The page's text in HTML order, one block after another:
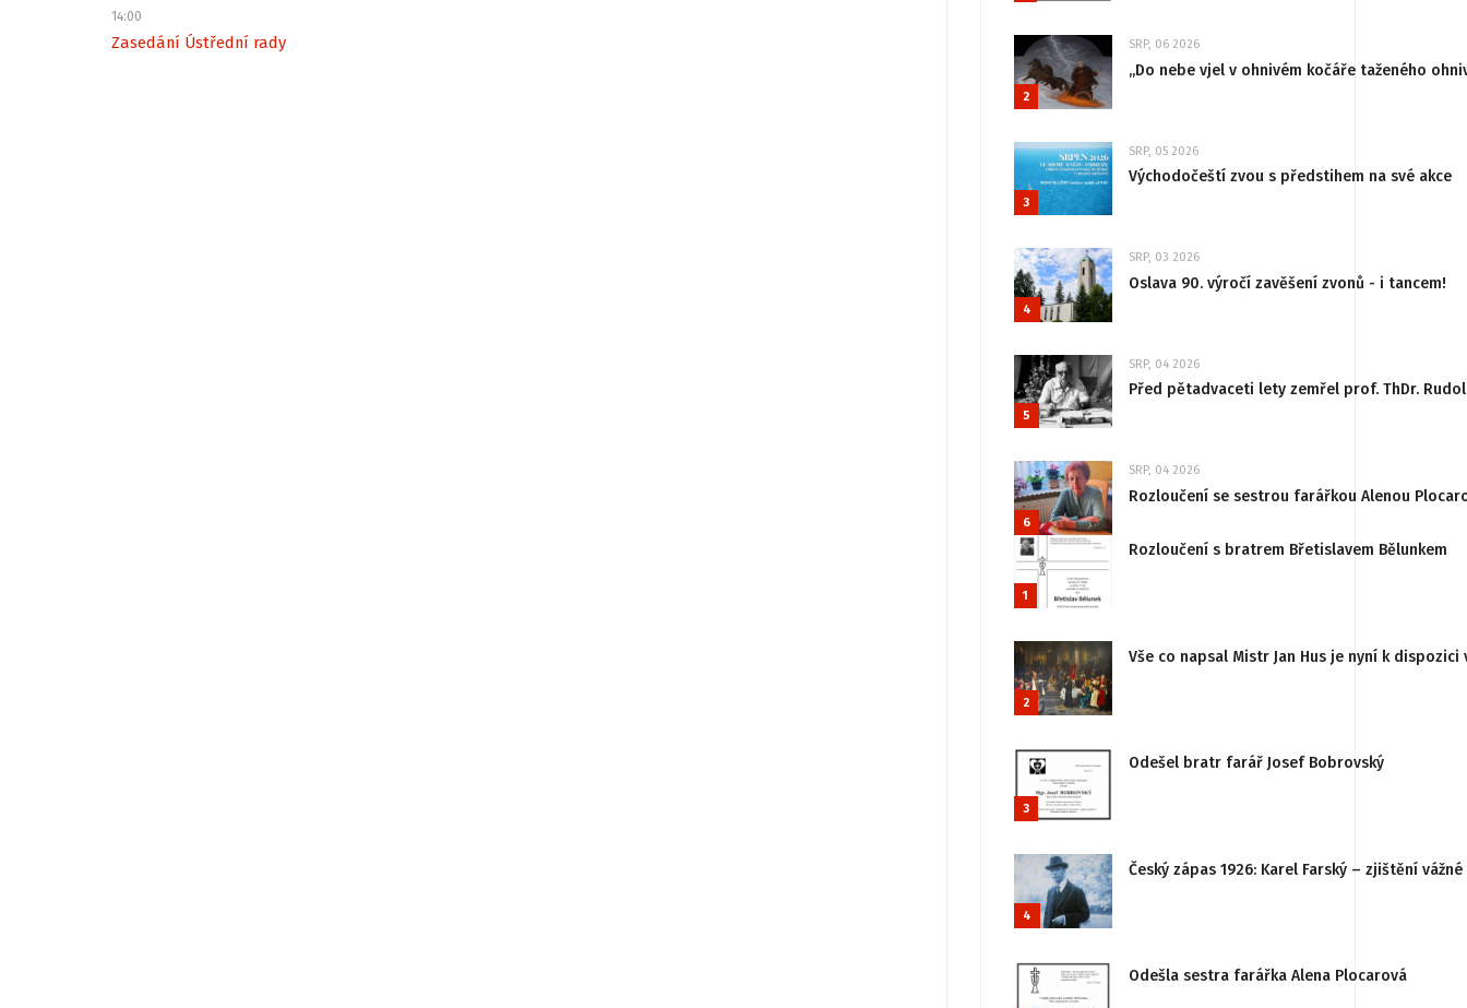
14:00
Zasedání Ústřední rady
2
SRP, 06 2026
„Do nebe vjel v ohnivém kočáře taženého
3
SRP, 05 2026
Východočeští zvou s předstihem na své akce
4
SRP, 03 2026
Oslava 90. výročí zavěšení zvonů - i tancem!
5
SRP, 04 2026
Před pětadvaceti lety zemřel prof. ThDr.
6
SRP, 04 2026
Rozloučení se sestrou farářkou Alenou
1
Rozloučení s bratrem Břetislavem Bělunkem
2
Vše co napsal Mistr Jan Hus je nyní k
3
Odešel bratr farář Josef Bobrovský
4
Český zápas 1926: Karel Farský – zjištění
Odešla sestra farářka Alena Plocarová